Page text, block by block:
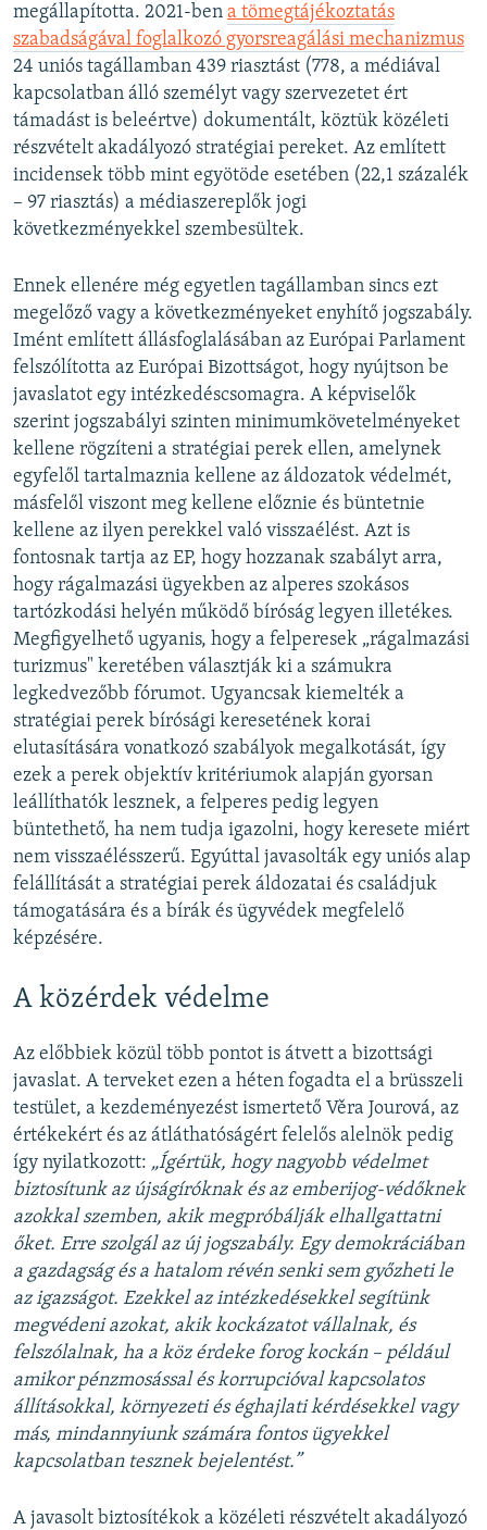
megállapította. 2021-ben a tömegtájékoztatás
szabadságával foglalkozó gyorsreagálási mechanizmus
24 uniós tagállamban 439 riasztást (778, a médiával
kapcsolatban álló személyt vagy szervezetet ért
támadást is beleértve) dokumentált, köztük közéleti
részvételt akadályozó stratégiai pereket. Az említett
incidensek több mint egyötöde esetében (22,1 százalék
– 97 riasztás) a médiaszereplők jogi
következményekkel szembesültek.
Ennek ellenére még egyetlen tagállamban sincs ezt
megelőző vagy a következményeket enyhítő jogszabály.
Imént említett állásfoglalásában az Európai Parlament
felszólította az Európai Bizottságot, hogy nyújtson be
javaslatot egy intézkedéscsomagra. A képviselők
szerint jogszabályi szinten minimumkövetelményeket
kellene rögzíteni a stratégiai perek ellen, amelynek
egyfelől tartalmaznia kellene az áldozatok védelmét,
másfelől viszont meg kellene előznie és büntetnie
kellene az ilyen perekkel való visszaélést. Azt is
fontosnak tartja az EP, hogy hozzanak szabályt arra,
hogy rágalmazási ügyekben az alperes szokásos
tartózkodási helyén működő bíróság legyen illetékes.
Megfigyelhető ugyanis, hogy a felperesek „rágalmazási
turizmus" keretében választják ki a számukra
legkedvezőbb fórumot. Ugyancsak kiemelték a
stratégiai perek bírósági keresetének korai
elutasítására vonatkozó szabályok megalkotását, így
ezek a perek objektív kritériumok alapján gyorsan
leállíthatók lesznek, a felperes pedig legyen
büntethető, ha nem tudja igazolni, hogy keresete miért
nem visszaélésszerű. Egyúttal javasolták egy uniós alap
felállítását a stratégiai perek áldozatai és családjuk
támogatására és a bírák és ügyvédek megfelelő
képzésére.
A közérdek védelme
Az előbbiek közül több pontot is átvett a bizottsági
javaslat. A terveket ezen a héten fogadta el a brüsszeli
testület, a kezdeményezést ismertető Věra Jourová, az
értékekért és az átláthatóságért felelős alelnök pedig
így nyilatkozott: „Ígértük, hogy nagyobb védelmet
biztosítunk az újságíróknak és az emberijog-védőknek
azokkal szemben, akik megpróbálják elhallgattatni
őket. Erre szolgál az új jogszabály. Egy demokráciában
a gazdagságés a hatalom révén senki sem győzheti le
az igazságot. Ezekkel az intézkedésekkel segítünk
megvédeni azokat, akik kockázatot vállalnak, és
felszólalnak, ha a köz érdeke forog kockán – például
amikor pénzmosással és korrupcióval kapcsolatos
állításokkal, környezetiéséghajlati kérdésekkel vagy
más, mindannyiunk számára fontos ügyekkel
kapcsolatban tesznek bejelentést.”
A javasolt biztosítékok a közéleti részvételt akadályozó